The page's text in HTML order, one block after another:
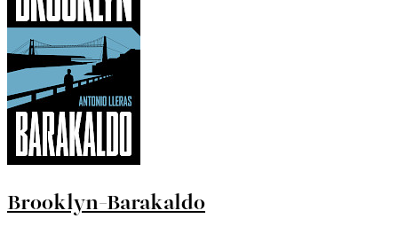
Brooklyn-Barakaldo